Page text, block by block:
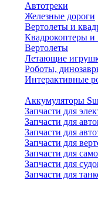
Автотреки
Железные дороги
Вертолеты и
Квадрокоптеры и
Вертолеты
Летающие
Роботы,
Интерактивные
Аккумуляторы
Запчасти для
Запчасти для
Запчасти для
Запчасти для
Запчасти для
Запчасти для
Запчасти для